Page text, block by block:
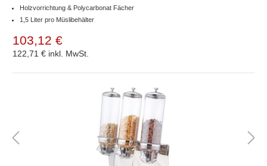
Holzvorrichtung & Polycarbonat Fächer
1,5 Liter pro Müslibehälter
103,12 €
122,71 € inkl. MwSt.